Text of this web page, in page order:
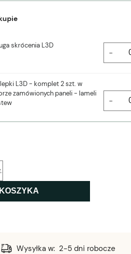
skrócenia L3D
-
L3D - komplet 2 szt. w
zamówionych paneli - lameli
-
Wysyłka w: 2-5 dni robocze